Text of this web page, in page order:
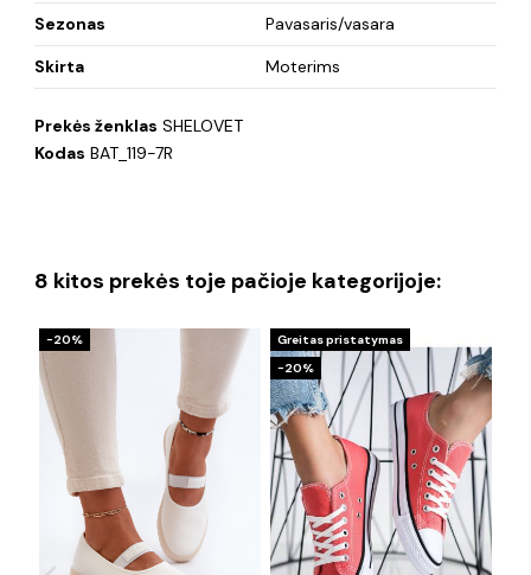
Sezonas
Pavasaris/vasara
Skirta
Moterims
Prekės ženklas SHELOVET
Kodas BAT_119-7R
8 kitos prekės toje pačioje kategorijoje:
−20%
Greitas pristatymas
−20%